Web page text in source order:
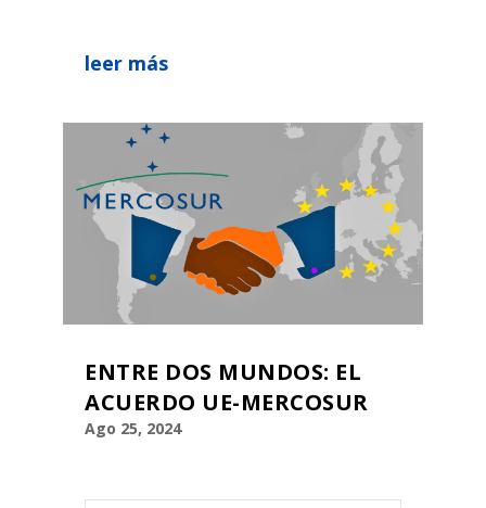
leer más
ENTRE DOS MUNDOS: EL
ACUERDO UE-MERCOSUR
Ago 25, 2024